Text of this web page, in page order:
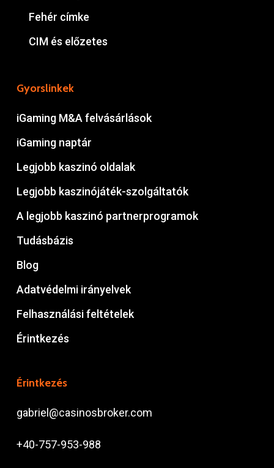
Fehér címke
CIM és előzetes
Gyorslinkek
iGaming M&A felvásárlások
iGaming naptár
Legjobb kaszinó oldalak
Legjobb kaszinójáték-szolgáltatók
A legjobb kaszinó partnerprogramok
Tudásbázis
Blog
Adatvédelmi irányelvek
Felhasználási feltételek
Érintkezés
Érintkezés
gabriel@casinosbroker.com
+40-757-953-988